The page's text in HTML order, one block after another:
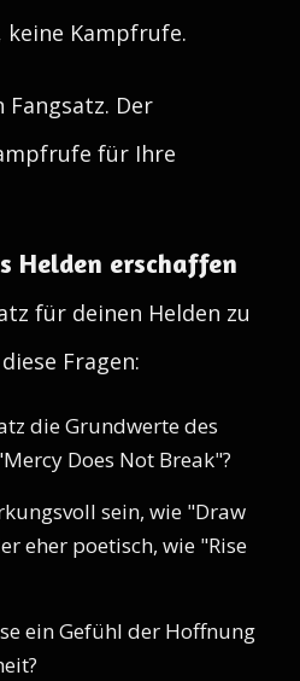
Kampfrufe.
Fangsatz. Der
für Ihre
Helden erschaffen
für deinen Helden zu
Fragen:
die Grundwerte des
Does Not Break"?
sein, wie "Draw
eher poetisch, wie "Rise
ein Gefühl der Hoffnung